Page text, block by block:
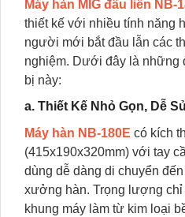
Máy hàn MIG đầu liền NB-
thiết kế với nhiều tính năng
người mới bắt đầu lẫn các
nghiệm. Dưới đây là những
bị này:
a. Thiết Kế Nhỏ Gọn, Dễ
Máy hàn NB-180E có kích
(415x190x320mm) với tay
dùng dễ dàng di chuyển
xưởng hàn. Trọng lượng
khung máy làm từ kim loại